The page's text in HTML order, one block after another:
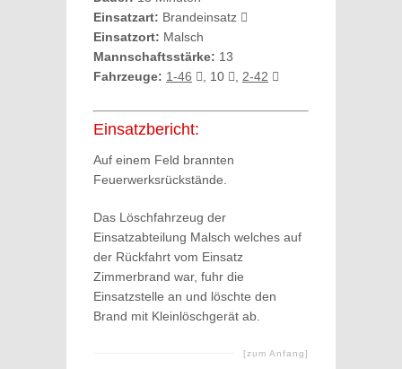
Einsatzart: Brandeinsatz
Einsatzort: Malsch
Mannschaftsstärke: 13
Fahrzeuge: 1-46 , 10 2-42
Einsatzbericht:
Auf einem Feld brannten
Feuerwerksrückstände.
Das Löschfahrzeug der
Einsatzabteilung Malsch welches auf
der Rückfahrt vom Einsatz
Zimmerbrand war, fuhr die
Einsatzstelle an und löschte den
Brand mit Kleinlöschgerät ab.
[zum Anfang]